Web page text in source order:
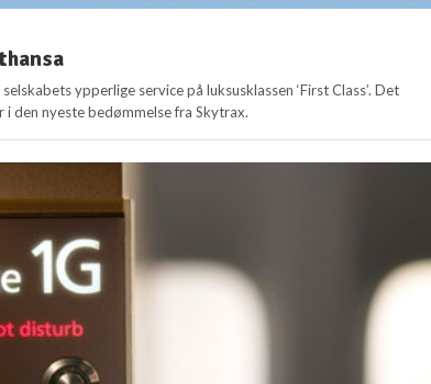
ypperlige service på luksusklassen ‘First Class’. Det
den nyeste bedømmelse fra Skytrax.